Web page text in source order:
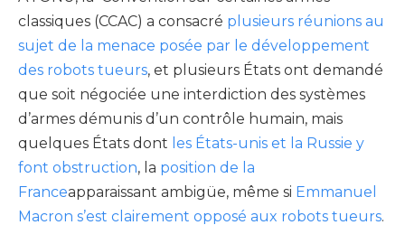
classiques (CCAC) a consacré plusieurs réunions au
sujet de la menace posée par le développement
des robots tueurs, et plusieurs États ont demandé
que soit négociée une interdiction des systèmes
d’armes démunis d’un contrôle humain, mais
quelques États dont les États-unis et la Russie y
font obstruction, la position de la
Franceapparaissant ambigüe, même si Emmanuel
Macron s’est clairement opposé aux robots tueurs.